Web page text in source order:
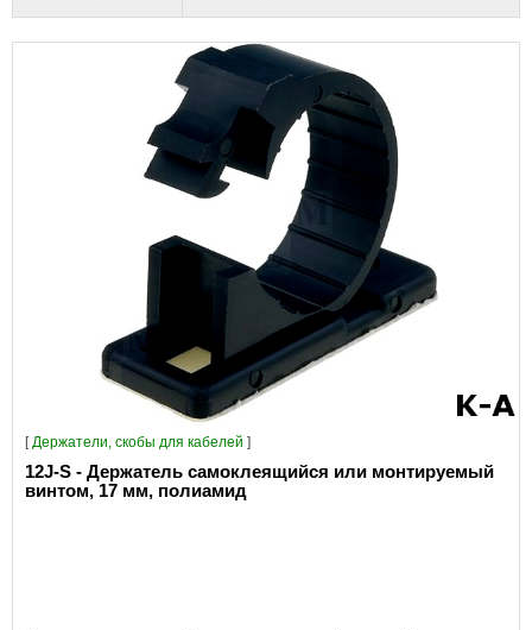
[ Держатели, скобы для кабелей ]
12J-S - Держатель самоклеящийся или монтируемый
винтом, 17 мм, полиамид